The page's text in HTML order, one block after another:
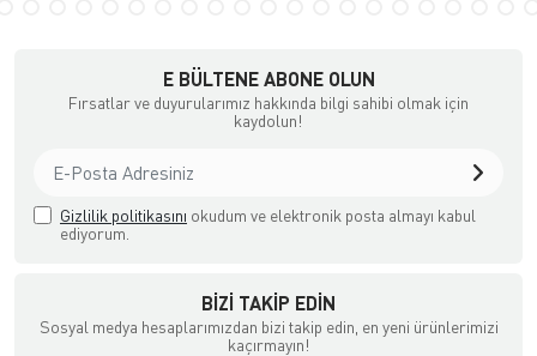
E BÜLTENE ABONE OLUN
Fırsatlar ve duyurularımız hakkında bilgi sahibi olmak için
kaydolun!
Gizlilik politikasını okudum ve elektronik posta almayı kabul
ediyorum.
BIZI TAKIP EDIN
Sosyal medya hesaplarımızdan bizi takip edin, en yeni ürünlerimizi
kaçırmayın!